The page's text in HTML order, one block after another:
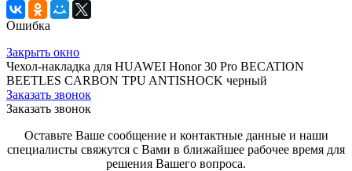
Ошибка
Закрыть окно
Чехол-накладка для HUAWEI Honor 30 Pro BECATION
BEETLES CARBON TPU ANTISHOCK черный
Заказать звонок
Заказать звонок
Оставьте Ваше сообщение и контактные данные и наши
специалисты свяжутся с Вами в ближайшее рабочее время для
решения Вашего вопроса.